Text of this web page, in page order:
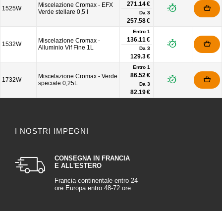
1525W
Miscelazione Cromax - EFX
Verde stellare 0,5 l
271.14 €
Da 3
257.58 €
1532W
Miscelazione Cromax -
Alluminio Vif Fine 1L
Entro 1
136.11 €
Da 3
129.3 €
1732W
Miscelazione Cromax - Verde
speciale 0,25L
Entro 1
86.52 €
Da 3
82.19 €
I NOSTRI IMPEGNI
CONSEGNA IN FRANCIA
E ALL'ESTERO
Francia continentale entro 24
ore Europa entro 48-72 ore